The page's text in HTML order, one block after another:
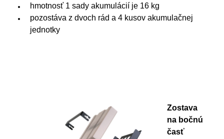
hmotnosť 1 sady akumulácií je 16 kg
pozostáva z dvoch rád a 4 kusov akumulačnej
jednotky
Zostava
na bočnú
časť